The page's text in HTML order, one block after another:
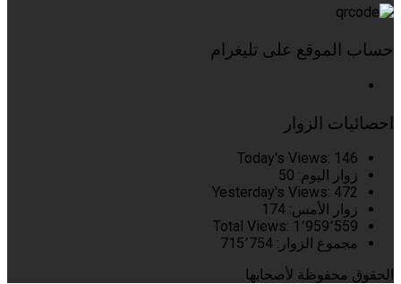
حساب الموقع على تليغرام
احصائيات الزوار
Today's Views: 146
زوار اليوم: 50
Yesterday's Views: 472
زوار الأمس: 174
Total Views: 1٬959٬559
مجموع الزوار: 715٬754
الحقوق محفوظة لأصحابها